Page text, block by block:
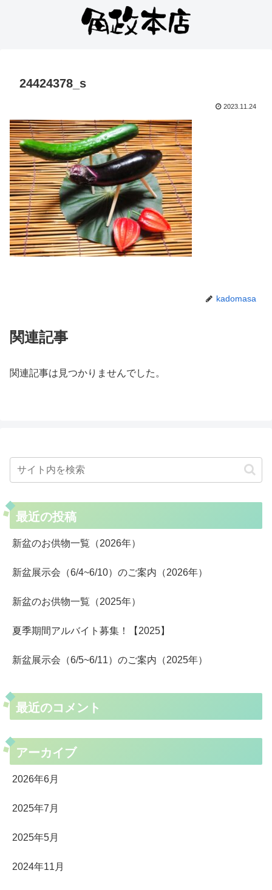
24424378_s
2023.11.24
kadomasa
関連記事
関連記事は見つかりませんでした。
最近の投稿
新盆のお供物一覧（2026年）
新盆展示会（6/4~6/10）のご案内（2026年）
新盆のお供物一覧（2025年）
夏季期間アルバイト募集！【2025】
新盆展示会（6/5~6/11）のご案内（2025年）
最近のコメント
アーカイブ
2026年6月
2025年7月
2025年5月
2024年11月